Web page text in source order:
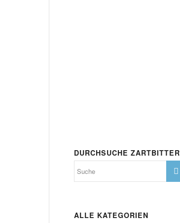
DURCHSUCHE ZARTBITTER
ALLE KATEGORIEN